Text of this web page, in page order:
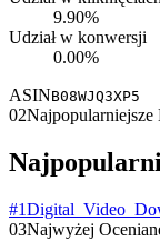
9.90%
Udział w konwersji
0.00%
ASINB08WJQ3XP5
02
#1
03Najwyżej